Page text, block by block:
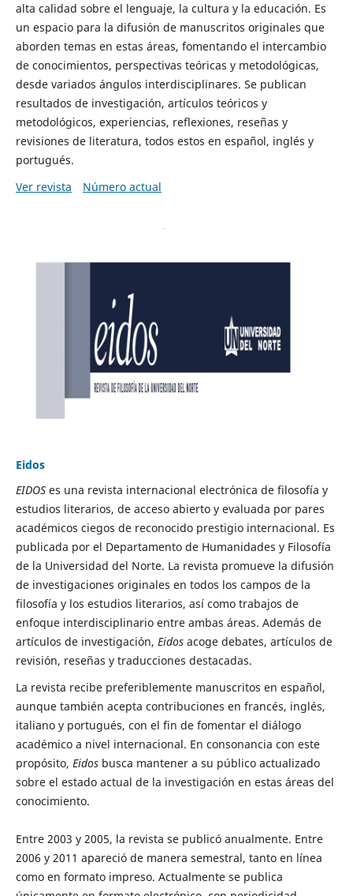
alta calidad sobre el lenguaje, la cultura y la educación. Es
un espacio para la difusión de manuscritos originales que
aborden temas en estas áreas, fomentando el intercambio
de conocimientos, perspectivas teóricas y metodológicas,
desde variados ángulos interdisciplinares. Se publican
resultados de investigación, artículos teóricos y
metodológicos, experiencias, reflexiones, reseñas y
revisiones de literatura, todos estos en español, inglés y
portugués.
Ver revista
Número actual
Eidos
EIDOSes una revista internacional electrónica de filosofía y
estudios literarios, de acceso abierto y evaluada por pares
académicos ciegos de reconocido prestigio internacional. Es
publicada por el Departamento de Humanidades y Filosofía
de la Universidad del Norte. La revista promueve la difusión
de investigaciones originales en todos los campos de la
filosofía y los estudios literarios, así como trabajos de
enfoque interdisciplinario entre ambas áreas. Además de
artículos de investigación, Eidosacoge debates, artículos de
revisión, reseñas y traducciones destacadas.
La revista recibe preferiblemente manuscritos en español,
aunque también acepta contribuciones en francés, inglés,
italiano y portugués, con el fin de fomentar el diálogo
académico a nivel internacional. En consonancia con este
propósito, Eidosbusca mantener a su público actualizado
sobre el estado actual de la investigación en estas áreas del
conocimiento.
Entre 2003 y 2005, la revista se publicó anualmente. Entre
2006 y 2011 apareció de manera semestral, tanto en línea
como en formato impreso. Actualmente se publica